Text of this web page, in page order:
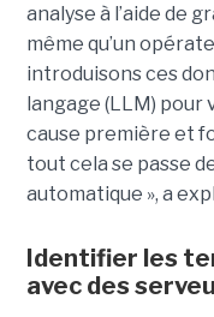
analyse à l’aide de
même qu’un
introduisons ces
langage (LLM) pour
cause première et
tout cela se passe
automatique », a
Identifier les
avec des